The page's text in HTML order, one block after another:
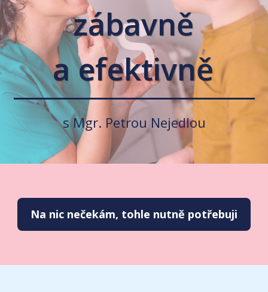
zábavně
a efektivně
s Mgr. Petrou Nejedlou
Na nic nečekám, tohle nutně potřebuji